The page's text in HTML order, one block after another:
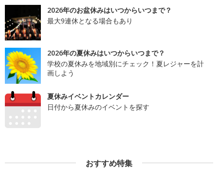
2026年のお盆休みはいつからいつまで？
最大9連休となる場合もあり
2026年の夏休みはいつからいつまで？
学校の夏休みを地域別にチェック！夏レジャーを計
画しよう
夏休みイベントカレンダー
日付から夏休みのイベントを探す
おすすめ特集